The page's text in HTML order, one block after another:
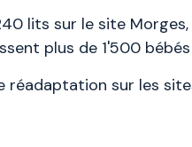
lits sur le site
plus de 1'500
réadaptation sur les